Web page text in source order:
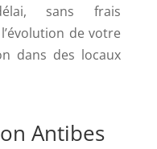
sans frais
de votre
dans des locaux
Antibes